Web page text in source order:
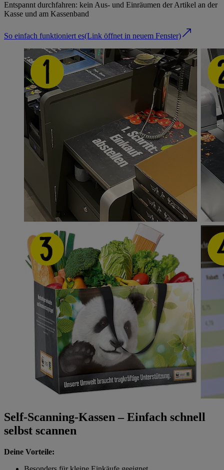
Entspannt durchfahren: kein Aus- und Einräumen der Artikel an der
Kasse und am Kassenband
So einfach funktioniert es(Link öffnet in neuem Fenster)
Self-Scanning-Kassen – Einfach schnell
selbst scannen
Deine Vorteile: